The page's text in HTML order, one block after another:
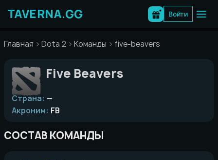
содержимому
Войти
Главная Dota 2 Команды five-beavers
Five Beavers
Страна: —
Акроним: FB
СОСТАВ КОМАНДЫ